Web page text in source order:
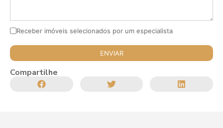
Receber imóveis selecionados por um especialista
Compartilhe